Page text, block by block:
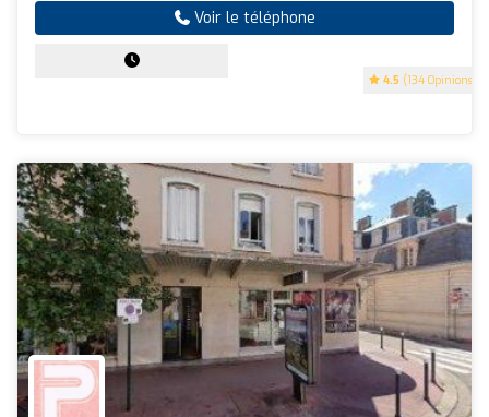
4.5 (134 Opinions)
Voir le téléphone